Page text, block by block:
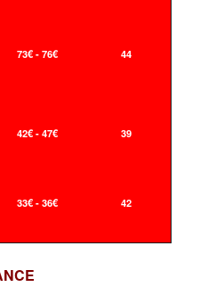
73€ - 76€ 44
42€ - 47€ 39
33€ - 36€ 42